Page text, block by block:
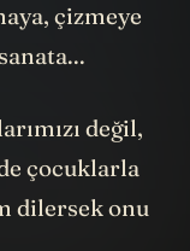
çizmeye
değil,
çocuklarla
dilersek onu